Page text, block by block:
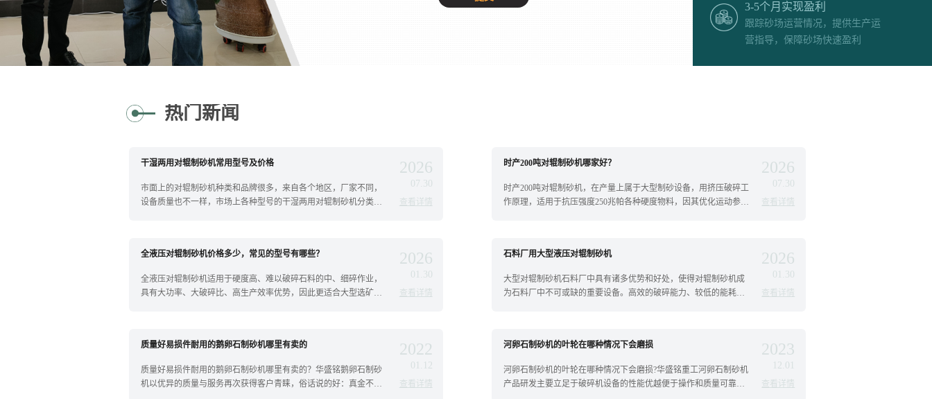
3-5个月实现盈利
跟踪砂场运营情况，提供生产运
营指导，保障砂场快速盈利
热门新闻
干湿两用对辊制砂机常用型号及价格
市面上的对辊制砂机种类和品牌很多，来自各个地区，厂家不同，
设备质量也不一样，市场上各种型号的干湿两用对辊制砂机分类比
2026
07.30
查看详情
时产200吨对辊制砂机哪家好？
时产200吨对辊制砂机，在产量上属于大型制砂设备，用挤压破碎工
作原理，适用于抗压强度250兆帕各种硬度物料，因其优化运动参
2026
07.30
查看详情
全液压对辊制砂机价格多少，常见的型号有哪些？
全液压对辊制砂机适用于硬度高、难以破碎石料的中、细碎作业，
具有大功率、大破碎比、高生产效率优势，因此更适合大型选矿
2026
查看详情
石料厂用大型液压对辊制砂机
大型对辊制砂机石料厂中具有诸多优势和好处，使得对辊制砂机成
为石料厂中不可或缺的重要设备。高效的破碎能力、较低的能耗、
2026
查看详情
质量好易损件耐用的鹅卵石制砂机哪里有卖的
质量好易损件耐用的鹅卵石制砂机哪里有卖的？华盛铭鹅卵石制砂
机以优异的质量与服务再次获得客户青睐，俗话说的好：真金不怕
2022
01.12
查看详情
河卵石制砂机的叶轮在哪种情况下会磨损
河卵石制砂机的叶轮在哪种情况下会磨损?华盛铭重工河卵石制砂机
产品研发主要立足于破碎机设备的性能优越便于操作和质量可靠
2023
12.01
查看详情